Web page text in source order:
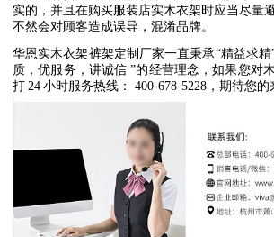
实的，并且在购买服装店实木衣架时应当尽量
不然会对顾客造成误导，混淆品牌。
华恩实木衣架裤架定制厂家一直秉承“精益求精
质，优服务，讲诚信 ”的经营理念，如果您对
打 24 小时服务热线： 400-678-5228 ，期待您的